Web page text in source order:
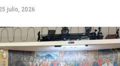
julio, 2026